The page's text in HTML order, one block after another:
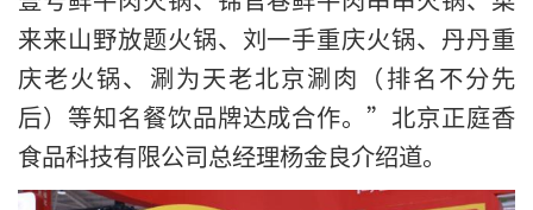
来来山野放题火锅、刘一手重庆火锅、丹丹重
庆老火锅、涮为天老北京涮肉（排名不分先
后）等知名餐饮品牌达成合作。”北京正庭香
食品科技有限公司总经理杨金良介绍道。